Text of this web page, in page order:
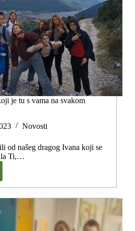
je tu s vama na svakom
Novosti
od našeg dragog Ivana koji se
Ti,…